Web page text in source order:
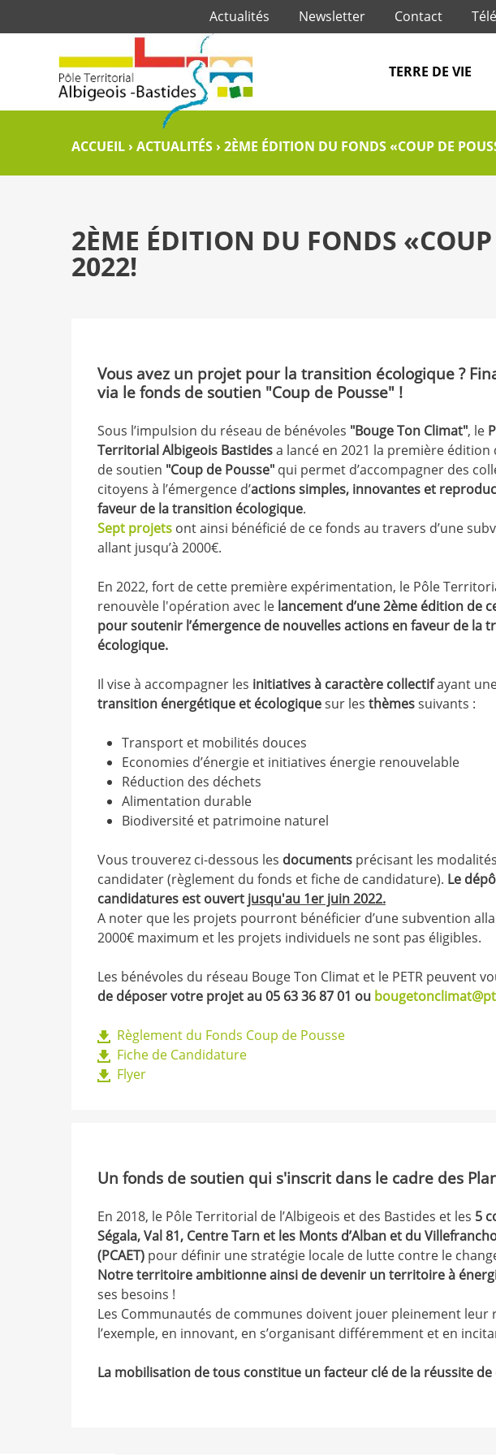
Actualités Newsletter Contact
TERRE DE VIE
ACCUEIL ›ACTUALITÉS ›2ÈME ÉDITION DU FONDS «COUP DE
2ÈME ÉDITION DU FONDS
2022!
Vous avez un projet pour la transition écologique ?
via le fonds de soutien "Coup de Pousse" !
Sous l’impulsion du réseau de bénévoles "Bouge Ton Climat", le
Territorial Albigeois Bastidesa lancé en 2021 la première édition
de soutien "Coup de Pousse" qui permet d’accompagner des
citoyens à l’émergence d’actions simples, innovantes et
faveur de la transition écologique.
Sept projets ont ainsi bénéficié de ce fonds au travers d’une
allant jusqu’à 2000€.
En 2022, fort de cette première expérimentation, le Pôle
renouvèle l'opération avec le lancement d’une 2ème édition de
pour soutenir l’émergence de nouvelles actions en faveur de la
écologique.
Il vise à accompagner les initiatives à caractère collectifayant
transition énergétique et écologiquesur les thèmessuivants :
Transport et mobilités douces
Economies d’énergie et initiatives énergie renouvelable
Réduction des déchets
Alimentation durable
Biodiversité et patrimoine naturel
Vous trouverez ci-dessous les documents précisant les
candidater (règlement du fonds et fiche de candidature). Le
candidatures est ouvert jusqu'au 1er juin 2022.
A noter que les projets pourront bénéficier d’une subvention
2000€ maximum et les projets individuels ne sont pas éligibles.
Les bénévoles du réseau Bouge Ton Climat et le PETR peuvent
de déposer votre projet au 05 63 36 87 01 ou bougetonclimat
Règlement du Fonds Coup de Pousse
Fiche de Candidature
Flyer
Un fonds de soutien qui s'inscrit dans le cadre des
En 2018, le Pôle Territorial de l’Albigeois et des Bastides et les 5
Ségala, Val 81, Centre Tarn et les Monts d’Alban et du
(PCAET) pour définir une stratégie locale de lutte contre le
Notre territoire ambitionne ainsi de devenir un territoire à
ses besoins !
Les Communautés de communes doivent jouer pleinement
l’exemple, en innovant, en s’organisant différemment et en
La mobilisation de tous constitue un facteur clé de la réussite de